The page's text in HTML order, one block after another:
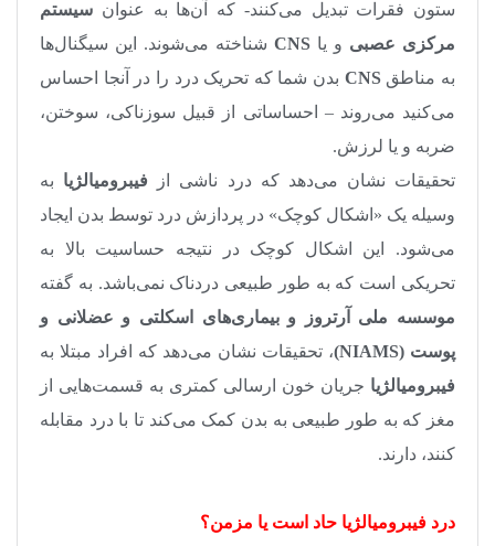
ستون فقرات تبدیل می‌کنند- که آن‌ها به عنوان سیستم
مرکزی عصبی و یا CNS شناخته می‌شوند. این سیگنال‌ها
به مناطقCNS بدن شما که تحریک درد را در آنجا احساس
می‌کنید می‌روند – احساساتی از قبیل سوزناکی، سوختن،
ضربه و یا لرزش.
تحقیقات نشان می‌دهد که درد ناشی از فیبرومیالژیا به
وسیله یک «اشکال کوچک» در پردازش درد توسط بدن ایجاد
می‌شود. این اشکال کوچک در نتیجه حساسیت بالا به
تحریکی است که به طور طبیعی دردناک نمی‌باشد. به گفته
موسسه ملی آرتروز و بیماری‌های اسکلتی و عضلانی و
پوست (NIAMS)، تحقیقات نشان می‌دهد که افراد مبتلا به
فیبرومیالژیا جریان خون ارسالی کمتری به قسمت‌هایی از
مغز که به طور طبیعی به بدن کمک می‌کند تا با درد مقابله
کنند، دارند.
درد فیبرومیالژیا حاد است یا مزمن؟